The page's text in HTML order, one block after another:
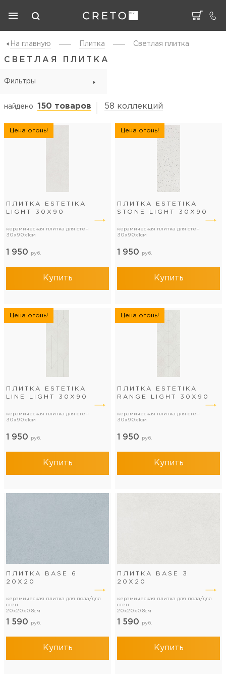
На главную Плитка Светлая плитка
СВЕТЛАЯ ПЛИТКА
Фильтры
найдено 150 товаров 58 коллекций
Цена огонь!
ПЛИТКА ESTETIKA
LIGHT 30Х90
керамическая плитка для стен
30x90x1см
1 950 руб.
Купить
Цена огонь!
ПЛИТКА ESTETIKA
STONE LIGHT 30Х90
керамическая плитка для стен
30x90x1см
1 950 руб.
Купить
Цена огонь!
ПЛИТКА ESTETIKA
LINE LIGHT 30Х90
керамическая плитка для стен
30x90x1см
1 950 руб.
Купить
Цена огонь!
ПЛИТКА ESTETIKA
RANGE LIGHT 30Х90
керамическая плитка для стен
30x90x1см
1 950 руб.
Купить
ПЛИТКА BASE 6
20Х20
керамическая плитка для пола/для
стен
20x20x0.8см
1 590 руб.
Купить
ПЛИТКА BASE 3
20Х20
керамическая плитка для пола/для
стен
20x20x0.8см
1 590 руб.
Купить